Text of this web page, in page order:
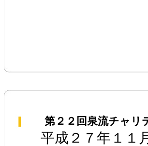
第２２回泉流チャリ
平成２７年１１